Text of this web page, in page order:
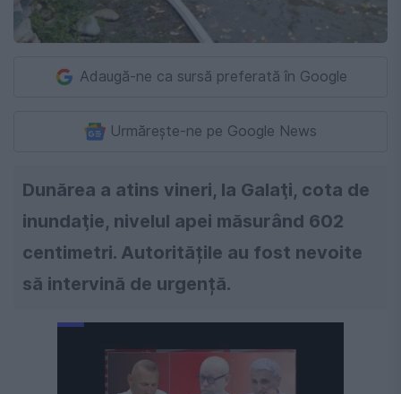
Adaugă-ne ca sursă preferată în Google
Urmărește-ne pe Google News
Dunărea a atins vineri, la Galaţi, cota de
inundaţie, nivelul apei măsurând 602
centimetri. Autoritățile au fost nevoite
să intervină de urgență.